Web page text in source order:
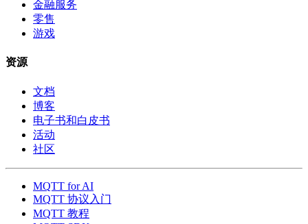
金融服务
零售
游戏
资源
文档
博客
电子书和白皮书
活动
社区
MQTT for AI
MQTT 协议入门
MQTT 教程